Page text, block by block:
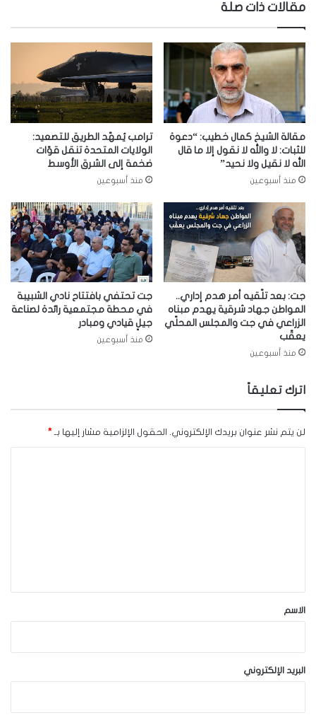
مقالات ذات صلة
مقالة الشيخ كمال خطيب: “دعوة
للثبات: لا والله لا نقول إلا ما قال
الله لا نقيل ولا نحيد”
منذ أسبوعين
ترامب يُمهّد الطريق للتصعيد:
الولايات المتحدة تنقل قوّات
ضخمة إلى الشرق الأوسط
منذ أسبوعين
جت: بعد تلّقيه أمر هدم إداري..
المواطن جهاد شرقية يهدم مبناه
الزراعي في جت والمجلس المحلّي
يعقّب
منذ أسبوعين
جت تحتفي بافتتاح نادي الشبيبة
في محطة مجتمعية رائدة لصناعة
جيلٍ قيادي ومبادر
منذ أسبوعين
اترك تعليقاً
لن يتم نشر عنوان بريدك الإلكتروني. الحقول الإلزامية مشار إليها بـ *
*الاسم
البريد الإلكتروني